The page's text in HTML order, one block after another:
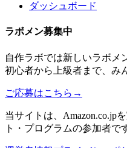
ダッシュボード
ラボメン募集中
自作ラボでは新しいラボメ
初心者から上級者まで、み
ご応募はこちら →
当サイトは、Amazon.co.jp
ト・プログラムの参加者で